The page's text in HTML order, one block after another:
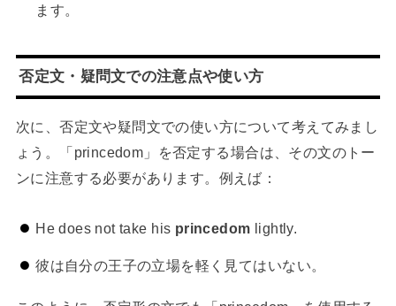
ます。
否定文・疑問文での注意点や使い方
次に、否定文や疑問文での使い方について考えてみまし
ょう。「princedom」を否定する場合は、その文のトー
ンに注意する必要があります。例えば：
He does not take his princedom lightly.
彼は自分の王子の立場を軽く見てはいない。